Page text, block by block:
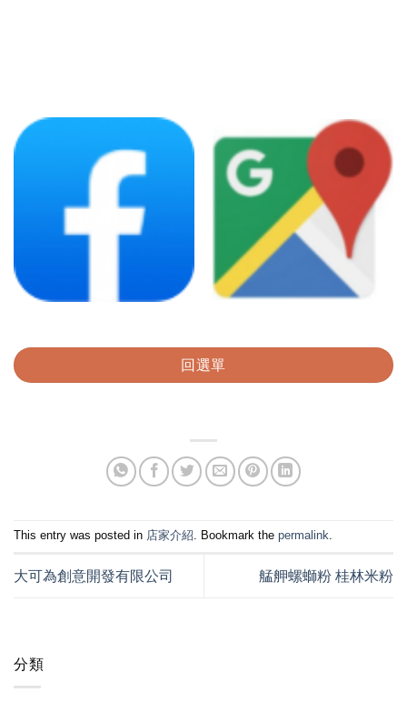
分類
回選單
This entry was posted in 店家介紹. Bookmark the permalink.
大可為創意開發有限公司 艋舺螺螄粉 桂林米粉